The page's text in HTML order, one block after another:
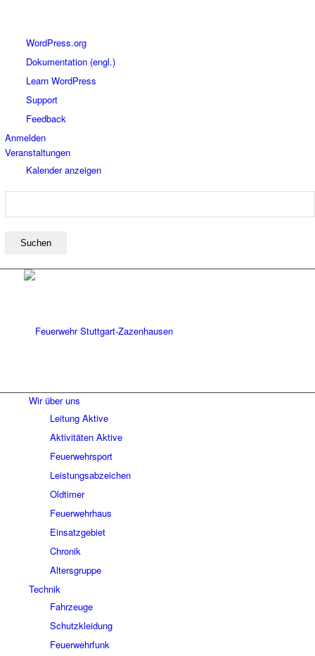
WordPress
WordPress.org
Dokumentation (engl.)
Learn WordPress
Support
Feedback
Anmelden
Veranstaltungen
Kalender anzeigen
Suchen
Wir über uns
Leitung Aktive
Aktivitäten Aktive
Feuerwehrsport
Leistungsabzeichen
Oldtimer
Feuerwehrhaus
Einsatzgebiet
Chronik
Altersgruppe
Technik
Fahrzeuge
Schutzkleidung
Feuerwehrfunk